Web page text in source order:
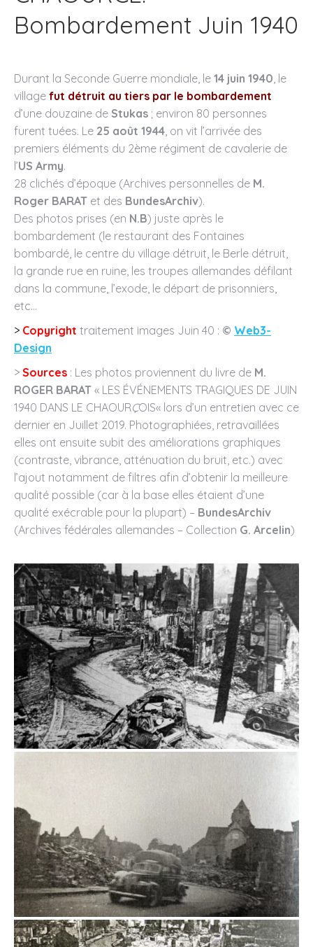
Bombardement Juin 1940
Durant la Seconde Guerre mondiale, le 14 juin 1940, le
village fut détruit au tiers par le bombardement
d’une douzaine de Stukas ; environ 80 personnes
furent tuées. Le 25 août 1944, on vit l’arrivée des
premiers éléments du 2ème régiment de cavalerie de
l’US Army.
28 clichés d’époque (Archives personnelles de M.
Roger BARAT et des BundesArchiv).
Des photos prises (en N.B) juste après le
bombardement (le restaurant des Fontaines
bombardé, le centre du village détruit, le Berle détruit,
la grande rue en ruine, les troupes allemandes défilant
dans la commune, l’exode, le départ de prisonniers,
etc…
> Copyright traitement images Juin 40 : ©️ Web3-
Design
> Sources : Les photos proviennent du livre de M.
ROGER BARAT « LES ÉVÉNEMENTS TRAGIQUES DE JUIN
1940 DANS LE CHAOURÇOIS« lors d’un entretien avec ce
dernier en Juillet 2019. Photographiées, retravaillées
elles ont ensuite subit des améliorations graphiques
(contraste, vibrance, atténuation du bruit, etc.) avec
l’ajout notamment de filtres afin d’obtenir la meilleure
qualité possible (car à la base elles étaient d’une
qualité exécrable pour la plupart) – BundesArchiv
(Archives fédérales allemandes – Collection G. Arcelin)